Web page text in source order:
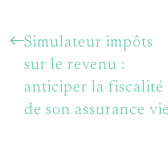
Simulateur impôts
sur le revenu :
anticiper la fiscalité
de son assurance vie